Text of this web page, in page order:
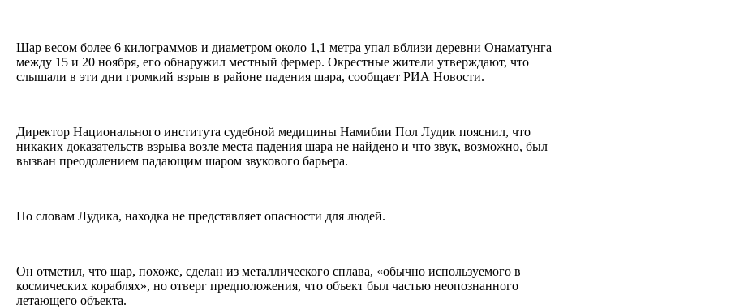
Шар весом более 6 килограммов и диаметром около 1,1 метра упал вблизи деревни Онаматунга
между 15 и 20 ноября, его обнаружил местный фермер. Окрестные жители утверждают, что
слышали в эти дни громкий взрыв в районе падения шара, сообщает РИА Новости.
Директор Национального института судебной медицины Намибии Пол Лудик пояснил, что
никаких доказательств взрыва возле места падения шара не найдено и что звук, возможно, был
вызван преодолением падающим шаром звукового барьера.
По словам Лудика, находка не представляет опасности для людей.
Он отметил, что шар, похоже, сделан из металлического сплава, «обычно используемого в
космических кораблях», но отверг предположения, что объект был частью неопознанного
летающего объекта.